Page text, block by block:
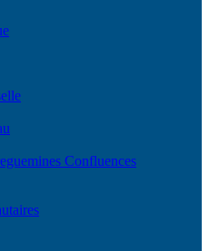
Confluences